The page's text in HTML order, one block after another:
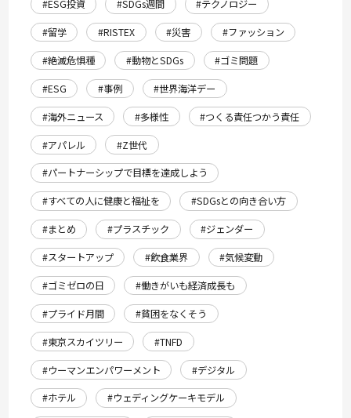
#ESG投資
#SDGs週間
#テクノロジー
#留学
#RISTEX #災害
#ファッション
#絶滅危惧種
#動物とSDGs
#ゴミ問題
#ESG
#事例
#世界海洋デー
#海外ニュース
#多様性
#つくる責任つかう責任
#アパレル
#Z世代
#パートナーシップで目標を達成しよう
#すべての人に健康と福祉を
#SDGsとの向き合い方
#まとめ
#プラスチック
#ジェンダー
#スタートアップ
#飲食業界
#気候変動
#ゴミゼロの日
#働きがいも経済成長も
#プライド月間
#貧困をなくそう
#東京スカイツリー
#TNFD
#ウーマンエンパワーメント
#デジタル
#ホテル
#ウェディングケーキモデル